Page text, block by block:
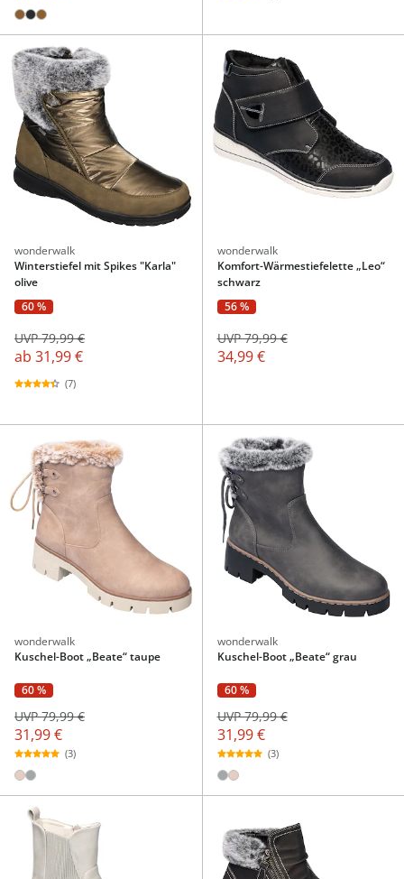
wonderwalk
Winterstiefel mit Spikes "Karla"
olive
60 %
ab 31,99 €
UVP 79,99 €
(7)
wonderwalk
Komfort-Wärmestiefelette „Leo“
schwarz
56 %
34,99 €
UVP 79,99 €
wonderwalk
Kuschel-Boot „Beate“ taupe
60 %
31,99 €
UVP 79,99 €
(3)
wonderwalk
Kuschel-Boot „Beate“ grau
60 %
31,99 €
UVP 79,99 €
(3)